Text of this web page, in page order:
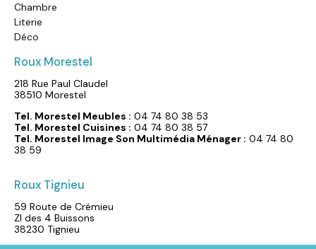
Chambre
Literie
Déco
Roux Morestel
218 Rue Paul Claudel
38510 Morestel
Tel. Morestel Meubles : 04 74 80 38 53
Tel. Morestel Cuisines : 04 74 80 38 57
Tel. Morestel Image Son Multimédia Ménager : 04 74 80
38 59
Roux Tignieu‎
59 Route de Crémieu
ZI des 4 Buissons
38230 Tignieu